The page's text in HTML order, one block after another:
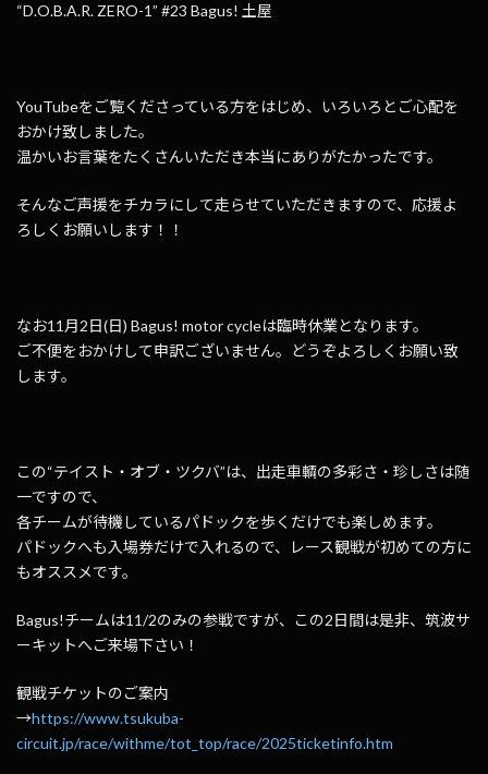
“D.O.B.A.R. ZERO-1” #23 Bagus! 土屋
YouTubeをご覧くださっている方をはじめ、いろいろとご心配を
おかけ致しました。
温かいお言葉をたくさんいただき本当にありがたかったです。
そんなご声援をチカラにして走らせていただきますので、応援よ
ろしくお願いします！！
なお11月2日(日) Bagus! motor cycleは臨時休業となります。
ご不便をおかけして申訳ございません。どうぞよろしくお願い致
します。
この“テイスト・オブ・ツクバ”は、出走車輌の多彩さ・珍しさは随
一ですので、
各チームが待機しているパドックを歩くだけでも楽しめます。
パドックへも入場券だけで入れるので、レース観戦が初めての方に
もオススメです。
Bagus!チームは11/2のみの参戦ですが、この2日間は是非、筑波サ
ーキットへご来場下さい！
観戦チケットのご案内
→https://www.tsukuba-
circuit.jp/race/withme/tot_top/race/2025ticketinfo.htm